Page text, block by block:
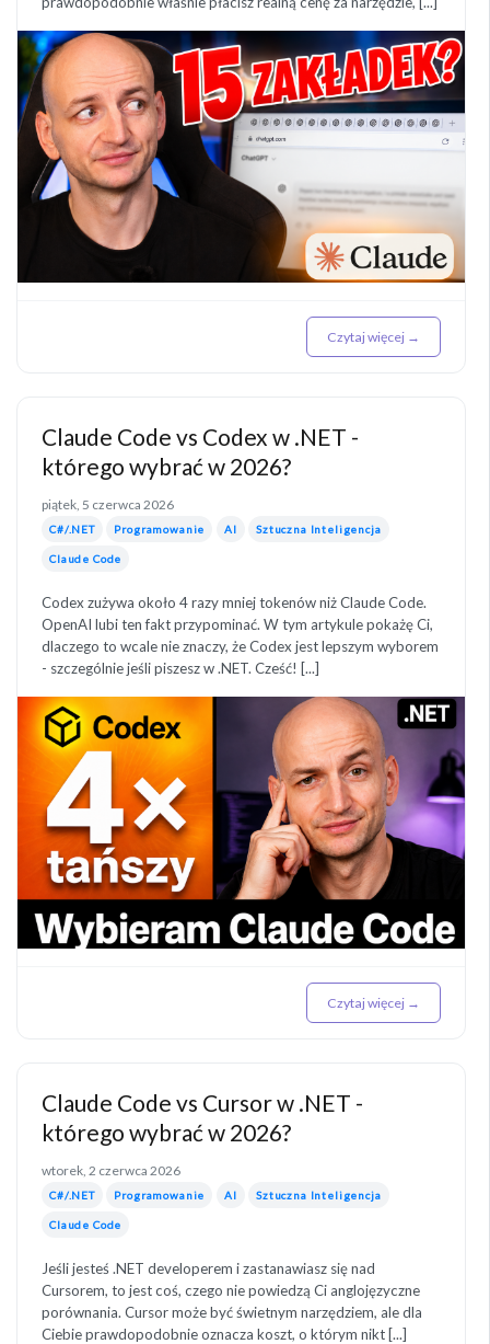
Czytaj więcej →
Claude Code vs Codex w .NET -
którego wybrać w 2026?
piątek, 5 czerwca 2026
C#/.NET Programowanie AI Sztuczna Inteligencja
Claude Code
Codex zużywa około 4 razy mniej tokenów niż Claude Code.
OpenAI lubi ten fakt przypominać. W tym artykule pokażę Ci,
dlaczego to wcale nie znaczy, że Codex jest lepszym wyborem
- szczególnie jeśli piszesz w .NET. Cześć! [...]
Czytaj więcej →
Claude Code vs Cursor w .NET -
którego wybrać w 2026?
wtorek, 2 czerwca 2026
C#/.NET Programowanie AI Sztuczna Inteligencja
Claude Code
Jeśli jesteś .NET developerem i zastanawiasz się nad
Cursorem, to jest coś, czego nie powiedzą Ci anglojęzyczne
porównania. Cursor może być świetnym narzędziem, ale dla
Ciebie prawdopodobnie oznacza koszt, o którym nikt [...]